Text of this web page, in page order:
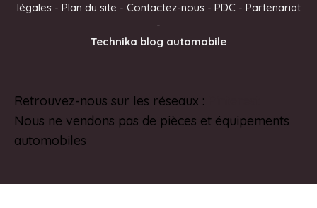
légales- Plan du site - Contactez-nous- PDC - Partenariat
-
Technika blog automobile
Retrouvez-nous sur les réseaux :
Nous ne vendons pas de pièces et équipements
automobiles